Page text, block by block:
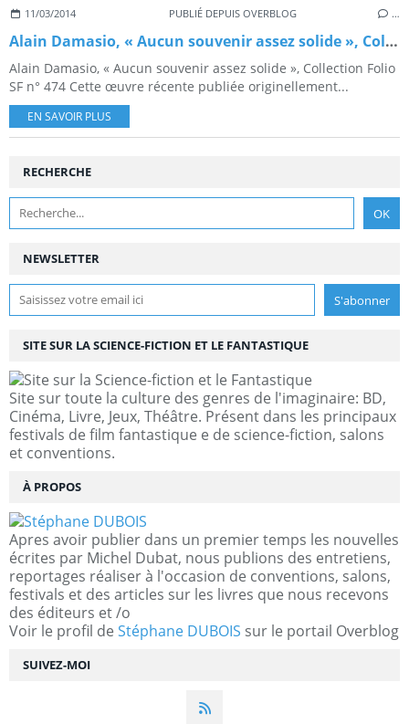
11/03/2014 PUBLIÉ DEPUIS OVERBLOG …
Alain Damasio, « Aucun souvenir assez solide », Collection Folio SF n° 474
Alain Damasio, « Aucun souvenir assez solide », Collection Folio
SF n° 474 Cette œuvre récente publiée originellement...
EN SAVOIR PLUS
NEWSLETTER
SUIVEZ-MOI
RECHERCHE
SITE SUR LA SCIENCE-FICTION ET LE FANTASTIQUE
Site sur toute la culture des genres de l'imaginaire: BD,
Cinéma, Livre, Jeux, Théâtre. Présent dans les principaux
festivals de film fantastique e de science-fiction, salons
et conventions.
À PROPOS
Apres avoir publier dans un premier temps les nouvelles
écrites par Michel Dubat, nous publions des entretiens,
reportages réaliser à l'occasion de conventions, salons,
festivals et des articles sur les livres que nous recevons
des éditeurs et /o
Voir le profil de Stéphane DUBOIS sur le portail Overblog